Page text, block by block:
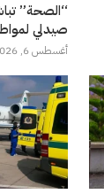
“الصحة”
صيدلي
أغسطس 6, 2026